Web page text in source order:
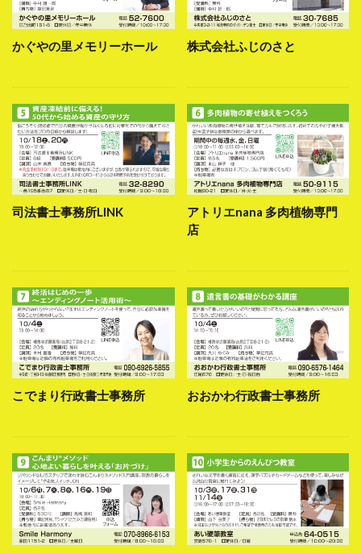
かぐやの里メモリーホール 株式会社ふじのさと
司法書士事務所LINK
アトリエnana 多肉植物専門
店
こでまり行政書士事務所 おおかわ行政書士事務所